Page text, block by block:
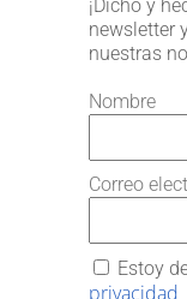
¡Dicho y
newsletter
nuestras
Nombre
Correo
Estoy
privacidad